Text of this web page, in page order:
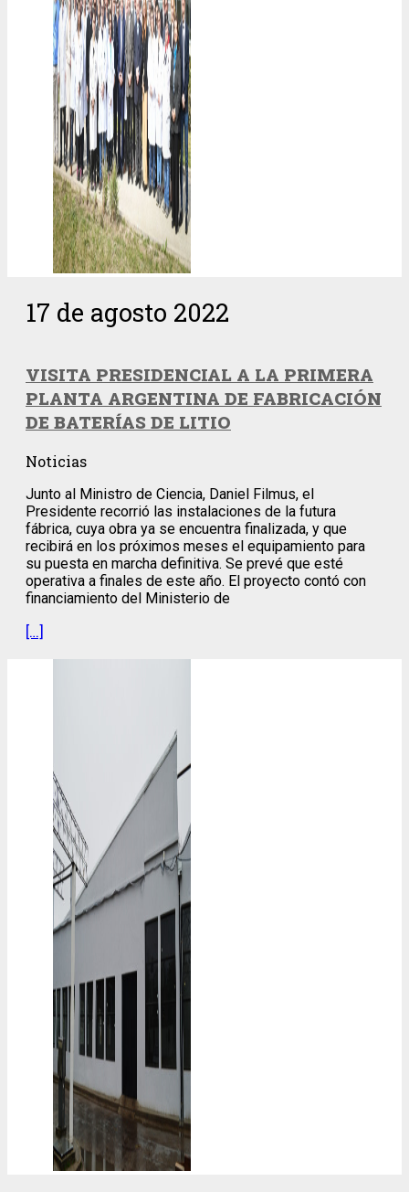
17 de agosto 2022
VISITA PRESIDENCIAL A LA PRIMERA
PLANTA ARGENTINA DE FABRICACIÓN
DE BATERÍAS DE LITIO
Noticias
Junto al Ministro de Ciencia, Daniel Filmus, el
Presidente recorrió las instalaciones de la futura
fábrica, cuya obra ya se encuentra finalizada, y que
recibirá en los próximos meses el equipamiento para
su puesta en marcha definitiva. Se prevé que esté
operativa a finales de este año. El proyecto contó con
financiamiento del Ministerio de
[…]